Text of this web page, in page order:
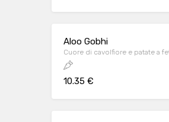
Aloo Gobhi
Cuore di cavolfiore e patate a
10.35 €